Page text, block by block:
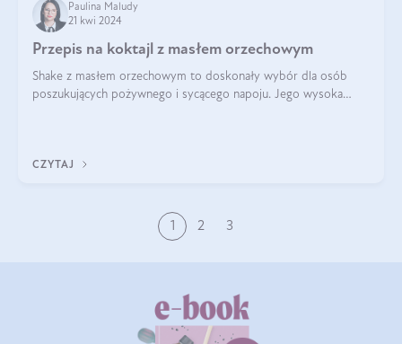
Paulina Maludy
21 kwi 2024
Przepis na koktajl z masłem orzechowym
Shake z masłem orzechowym to doskonały wybór dla osób
poszukujących pożywnego i sycącego napoju. Jego wysoka
CZYTAJ
1 2 3